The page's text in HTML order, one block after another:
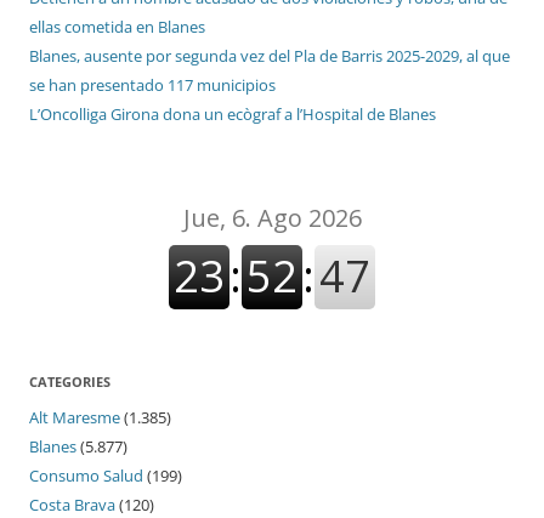
ellas cometida en Blanes
Blanes, ausente por segunda vez del Pla de Barris 2025-2029, al que
se han presentado 117 municipios
L’Oncolliga Girona dona un ecògraf a l’Hospital de Blanes
CATEGORIES
Alt Maresme(1.385)
Blanes(5.877)
Consumo Salud (199)
Costa Brava(120)